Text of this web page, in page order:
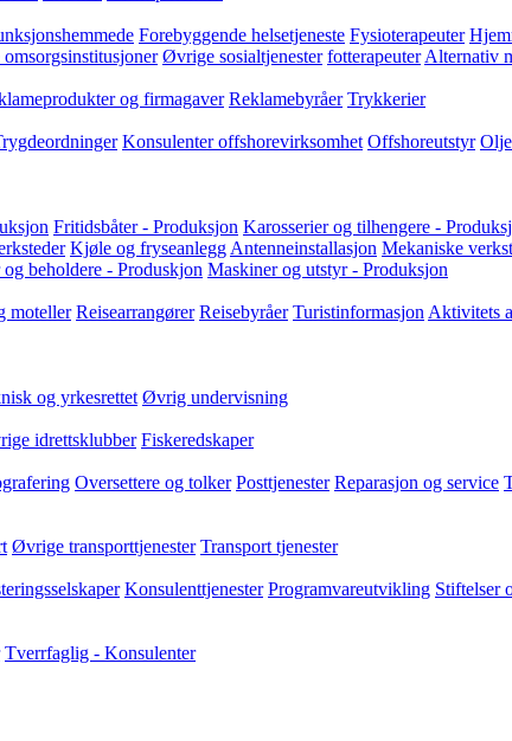
Forebyggende helsetjeneste Fysioterapeuter
Øvrige sosialtjenester fotterapeuter Alternativ
og firmagaver Reklamebyråer Trykkerier
Konsulenter offshorevirksomhet Offshoreutstyr
Fritidsbåter - Produksjon Karosserier og tilhengere -
Kjøle og fryseanlegg Antenneinstallasjon Mekaniske
beholdere - Produskjon Maskiner og utstyr - Produksjon
moteller Reisearrangører Reisebyråer Turistinformasjon Aktivitets
og yrkesrettet Øvrig undervisning
idrettsklubber Fiskeredskaper
Oversettere og tolker Posttjenester Reparasjon og service
Øvrige transporttjenester Transport tjenester
Konsulenttjenester Programvareutvikling Stiftelser
Tverrfaglig - Konsulenter